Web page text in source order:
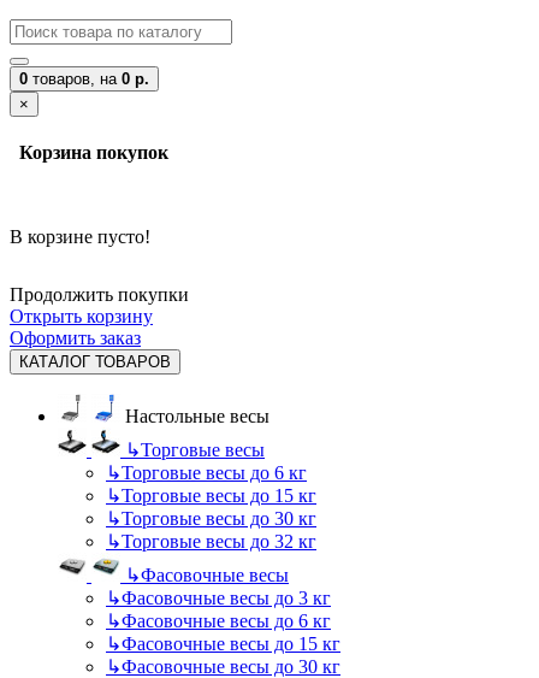
0 товаров, на 0 р.
×
Корзина покупок
В корзине пусто!
Продолжить покупки
Открыть корзину
Оформить заказ
КАТАЛОГ ТОВАРОВ
Настольные весы
↳Торговые весы
↳Торговые весы до 6 кг
↳Торговые весы до 15 кг
↳Торговые весы до 30 кг
↳Торговые весы до 32 кг
↳Фасовочные весы
↳Фасовочные весы до 3 кг
↳Фасовочные весы до 6 кг
↳Фасовочные весы до 15 кг
↳Фасовочные весы до 30 кг